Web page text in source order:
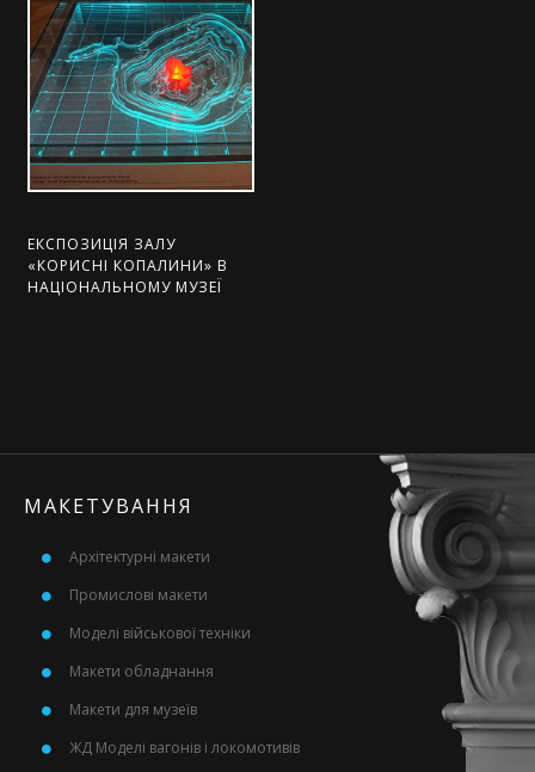
ЕКСПОЗИЦІЯ ЗАЛУ
«КОРИСНІ КОПАЛИНИ» В
НАЦІОНАЛЬНОМУ МУЗЕЇ
МАКЕТУВАННЯ
Архітектурні макети
Промислові макети
Моделі військової техніки
Макети обладнання
Макети для музеїв
ЖД Моделі вагонів і локомотивів